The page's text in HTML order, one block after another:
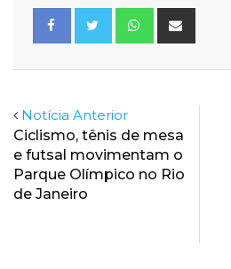
Whatsapp
Notícia Anterior
Ciclismo, tênis de mesa
e futsal movimentam o
Parque Olímpico no Rio
de Janeiro